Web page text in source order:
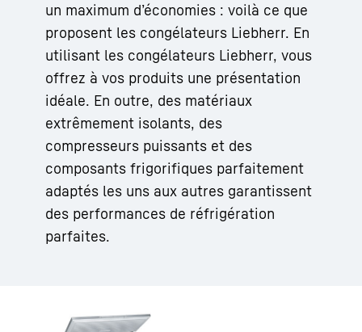
un maximum d’économies : voilà ce que
proposent les congélateurs Liebherr. En
utilisant les congélateurs Liebherr, vous
offrez à vos produits une présentation
idéale. En outre, des matériaux
extrêmement isolants, des
compresseurs puissants et des
composants frigorifiques parfaitement
adaptés les uns aux autres garantissent
des performances de réfrigération
parfaites.